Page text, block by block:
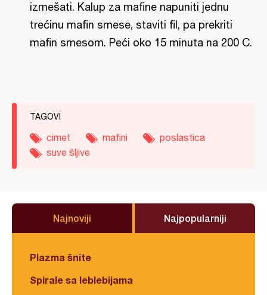
izmešati. Kalup za mafine napuniti jednu
trećinu mafin smese, staviti fil, pa prekriti
mafin smesom. Peći oko 15 minuta na 200 C.
TAGOVI
cimet mafini
poslastica
suve šljive
Najnoviji Najpopularniji
Plazma šnite
Spirale sa leblebijama